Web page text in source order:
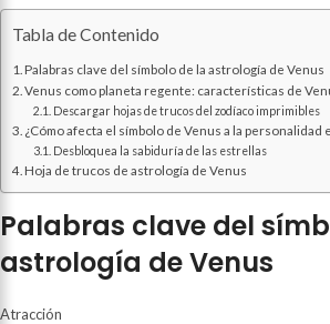
Tabla de Contenido
Palabras clave del símbolo de la astrología de Venus
Venus como planeta regente: características de
Descargar hojas de trucos del zodíaco imprimibles
¿Cómo afecta el símbolo de Venus a la personalidad
Desbloquea la sabiduría de las estrellas
Hoja de trucos de astrología de Venus
Palabras clave del
astrología de Venus
Atracción